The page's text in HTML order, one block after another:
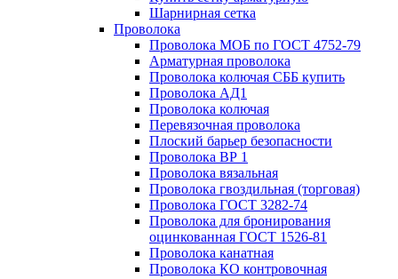
Шарнирная сетка
Проволока
Проволока МОБ по ГОСТ 4752-79
Арматурная проволока
Проволока колючая СББ купить
Проволока АД1
Проволока колючая
Перевязочная проволока
Плоский барьер безопасности
Проволока ВР 1
Проволока вязальная
Проволока гвоздильная (торговая)
Проволока ГОСТ 3282-74
Проволока для бронирования
оцинкованная ГОСТ 1526-81
Проволока канатная
Проволока КО контровочная